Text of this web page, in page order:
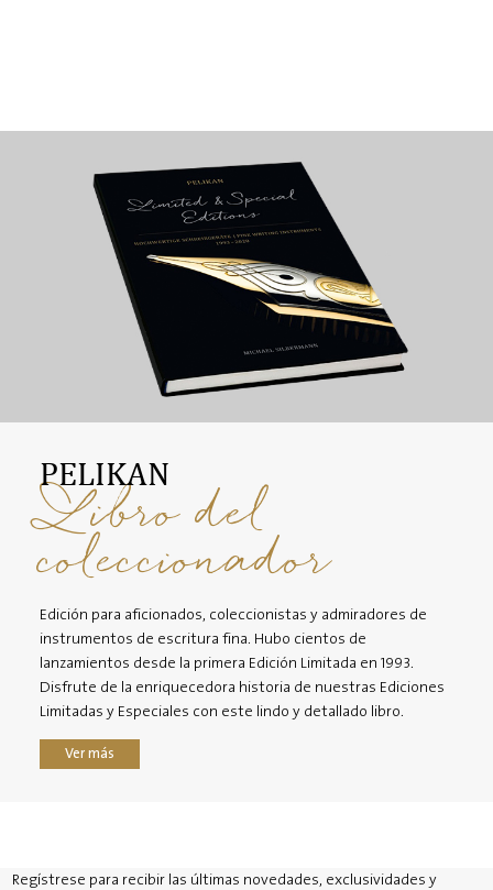
PELIKAN
Libro del
coleccionador
Edición para aficionados, coleccionistas y admiradores de
instrumentos de escritura fina. Hubo cientos de
lanzamientos desde la primera Edición Limitada en 1993.
Disfrute de la enriquecedora historia de nuestras Ediciones
Limitadas y Especiales con este lindo y detallado libro.
Ver más
Regístrese para recibir las últimas novedades, exclusividades y